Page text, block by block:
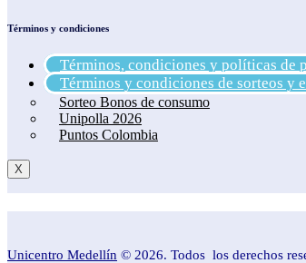
Términos y condiciones
Términos, condiciones y políticas de
Términos y condiciones de sorteos y
Sorteo Bonos de consumo
Unipolla 2026
Puntos Colombia
X
Unicentro Medellín © 2026. Todos los derechos